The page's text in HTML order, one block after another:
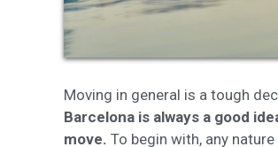
Moving in general is a tough
Barcelona is always a good
move. To begin with, any